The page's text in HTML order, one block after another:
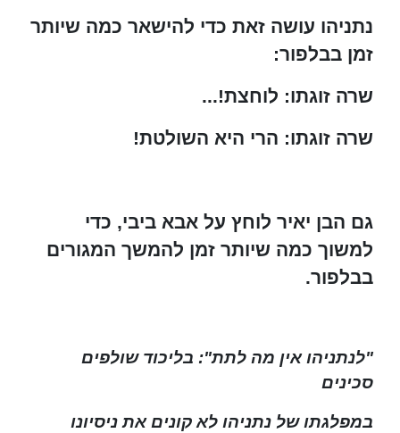
נתניהו עושה זאת כדי להישאר כמה שיותר
זמן בבלפור:
שרה זוגתו: לוחצת!...
שרה זוגתו: הרי היא השולטת!
גם הבן יאיר לוחץ על אבא ביבי, כדי
למשוך כמה שיותר זמן להמשך המגורים
בבלפור.
"לנתניהו אין מה לתת": בליכוד שולפים
סכינים
במפלגתו של נתניהו לא קונים את ניסיונו